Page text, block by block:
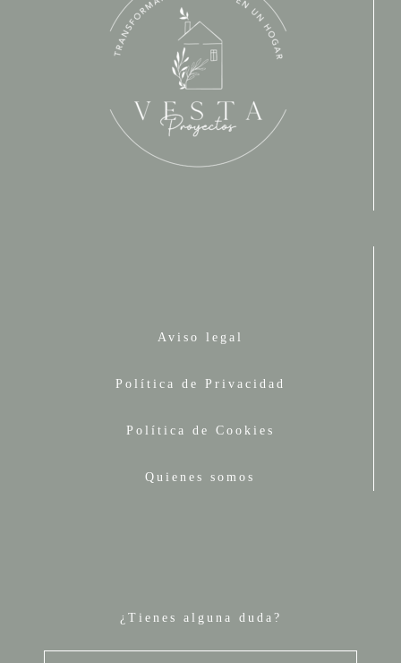
Aviso legal
Política de Privacidad
Política de Cookies
Quienes somos
¿Tienes alguna duda?